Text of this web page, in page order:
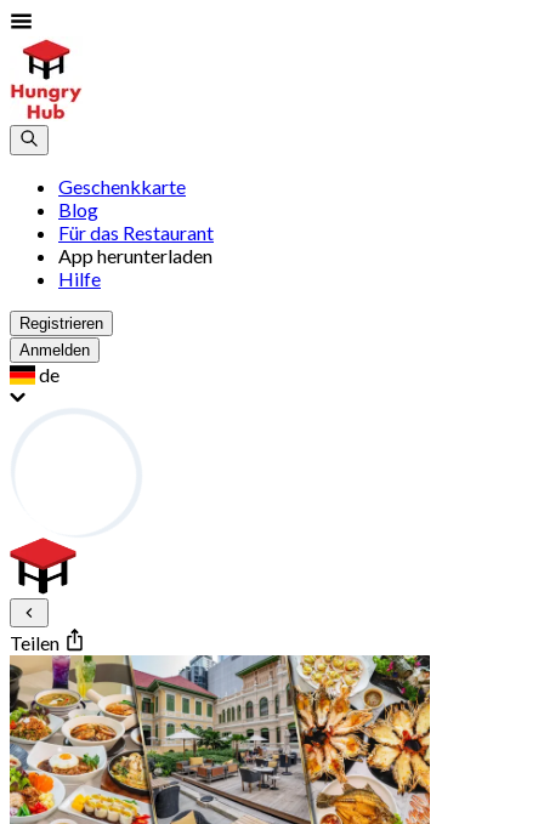
Geschenkkarte
Blog
Für das Restaurant
App herunterladen
Hilfe
Registrieren
Anmelden
de
Teilen